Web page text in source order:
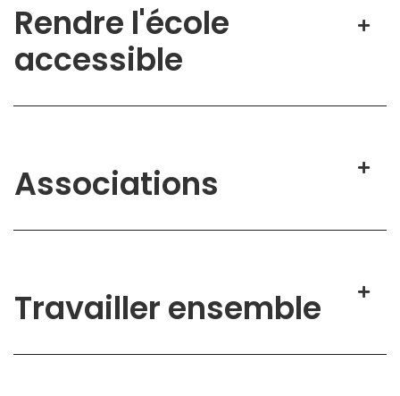
Rendre l'école
accessible
Associations
Travailler ensemble